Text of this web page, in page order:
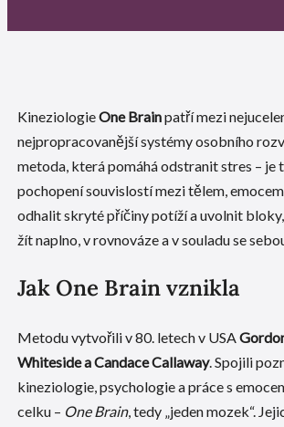
KineziologieOne Brainpatří mezi
nejpropracovanější systémy osobního
metoda, která pomáhá odstranit stres – je
pochopení souvislostí mezi tělem,
odhalit skryté příčiny potíží a uvolnit
žít naplno, v rovnováze a v souladu se
Jak One Brain vznikla
Metodu vytvořili v 80. letech v USA
Whiteside a Candace Callaway. Spojili
kineziologie, psychologie a práce s
celku – One Brain, tedy „jeden mozek“.